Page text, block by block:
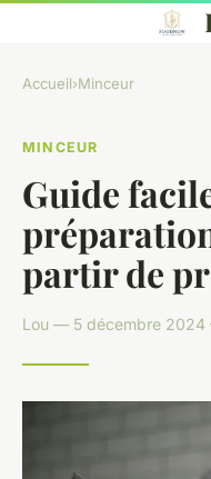
Accueil›Minceur
MINCEUR
Guide
partir de
Lou — 5 décembre